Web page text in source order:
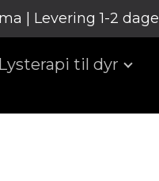
| Levering 1-2 dage
Lysterapi til dyr